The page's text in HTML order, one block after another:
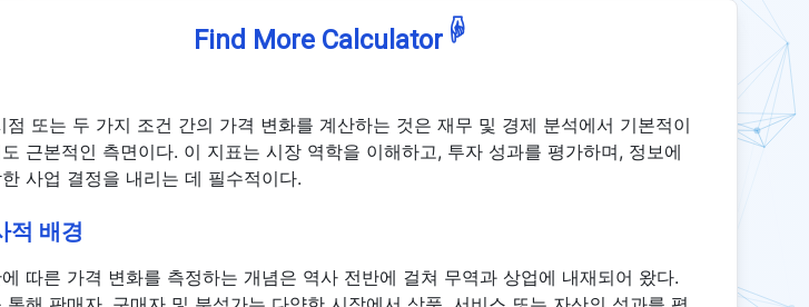
Find More Calculator ☟
점 또는 두 가지 조건 간의 가격 변화를 계산하는 것은 재무 및 경제 분석에서 기본적이
도 근본적인 측면이다. 이 지표는 시장 역학을 이해하고, 투자 성과를 평가하며, 정보에
사업 결정을 내리는 데 필수적이다.
적 배경
따른 가격 변화를 측정하는 개념은 역사 전반에 걸쳐 무역과 상업에 내재되어 왔다.